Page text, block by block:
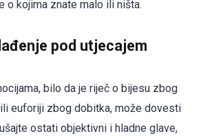
o kojima znate malo ili ništa.
pod utjecajem
bilo da je riječ o bijesu zbog
euforiji zbog dobitka, može dovesti
ostati objektivni i hladne glave,